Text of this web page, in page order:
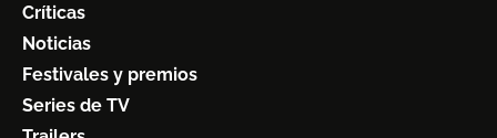
Críticas
Noticias
Festivales y premios
Series de TV